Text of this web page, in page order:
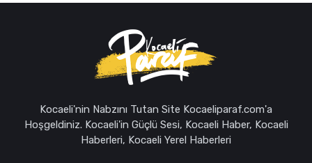
Kocaeli'nin Nabzını Tutan Site Kocaeliparaf.com'a
Hoşgeldiniz. Kocaeli'in Güçlü Sesi, Kocaeli Haber, Kocaeli
Haberleri, Kocaeli Yerel Haberleri